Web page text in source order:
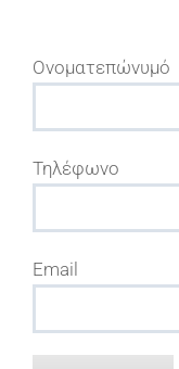
Oνοματεπώνυμό
Τηλέφωνο
Email